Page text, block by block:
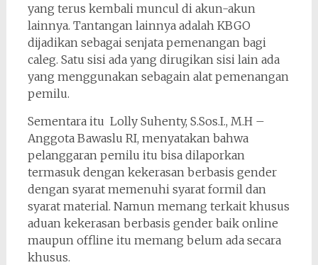
yang terus kembali muncul di akun-akun
lainnya. Tantangan lainnya adalah KBGO
dijadikan sebagai senjata pemenangan bagi
caleg. Satu sisi ada yang dirugikan sisi lain ada
yang menggunakan sebagain alat pemenangan
pemilu.
Sementara itu Lolly Suhenty, S.Sos.I., M.H –
Anggota Bawaslu RI, menyatakan bahwa
pelanggaran pemilu itu bisa dilaporkan
termasuk dengan kekerasan berbasis gender
dengan syarat memenuhi syarat formil dan
syarat material. Namun memang terkait khusus
aduan kekerasan berbasis gender baik online
maupun offline itu memang belum ada secara
khusus.